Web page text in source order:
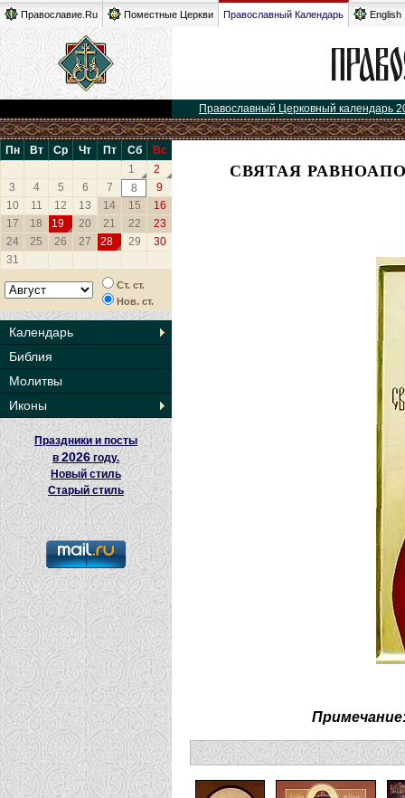
Православие.Ru Поместные Церкви Православный Календарь English
Православный Церковный календарь
Пн Вт Ср Чт Пт Сб
Вс
1
2
3
4 5 6 7 8
9
10
11 12 13 14 15
16
17
18 19 20 21 22
23
24
25 26 27 28 29
30
31
Ст. ст.
Нов. ст.
Календарь
Библия
Молитвы
Иконы
Праздники и посты
в2026 году.
Новый стиль
Старый стиль
СВЯТАЯ